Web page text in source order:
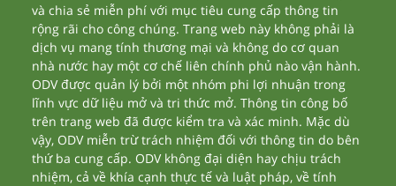
và chia sẻ miễn phí với mục tiêu cung cấp thông tin
rộng rãi cho công chúng. Trang web này không phải là
dịch vụ mang tính thương mại và không do cơ quan
nhà nước hay một cơ chế liên chính phủ nào vận hành.
ODV được quản lý bởi một nhóm phi lợi nhuận trong
lĩnh vực dữ liệu mở và tri thức mở. Thông tin công bố
trên trang web đã được kiểm tra và xác minh. Mặc dù
vậy, ODV miễn trừ trách nhiệm đối với thông tin do bên
thứ ba cung cấp. ODV không đại diện hay chịu trách
nhiệm, cả về khía cạnh thực tế và luật pháp, về tính